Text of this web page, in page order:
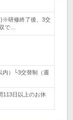
)※研修終了後、3交
で…
）└3交替制（週
113日以上のお休